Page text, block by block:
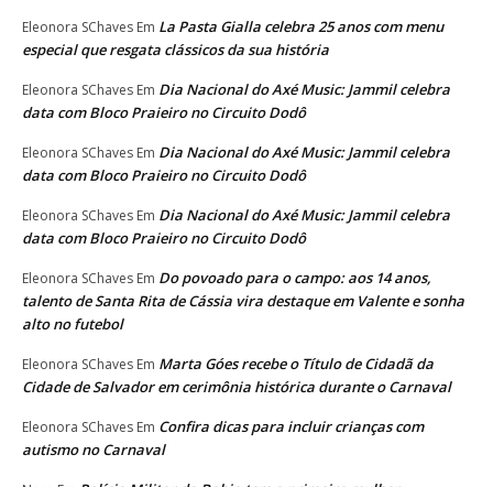
Eleonora SChaves Em La Pasta Gialla celebra 25 anos com menu
especial que resgata clássicos da sua história
Eleonora SChaves Em Dia Nacional do Axé Music: Jammil celebra
data com Bloco Praieiro no Circuito Dodô
Eleonora SChaves Em Dia Nacional do Axé Music: Jammil celebra
data com Bloco Praieiro no Circuito Dodô
Eleonora SChaves Em Dia Nacional do Axé Music: Jammil celebra
data com Bloco Praieiro no Circuito Dodô
Eleonora SChaves Em Do povoado para o campo: aos 14 anos,
talento de Santa Rita de Cássia vira destaque em Valente e sonha
alto no futebol
Eleonora SChaves Em Marta Góes recebe o Título de Cidadã da
Cidade de Salvador em cerimônia histórica durante o Carnaval
Eleonora SChaves Em Confira dicas para incluir crianças com
autismo no Carnaval